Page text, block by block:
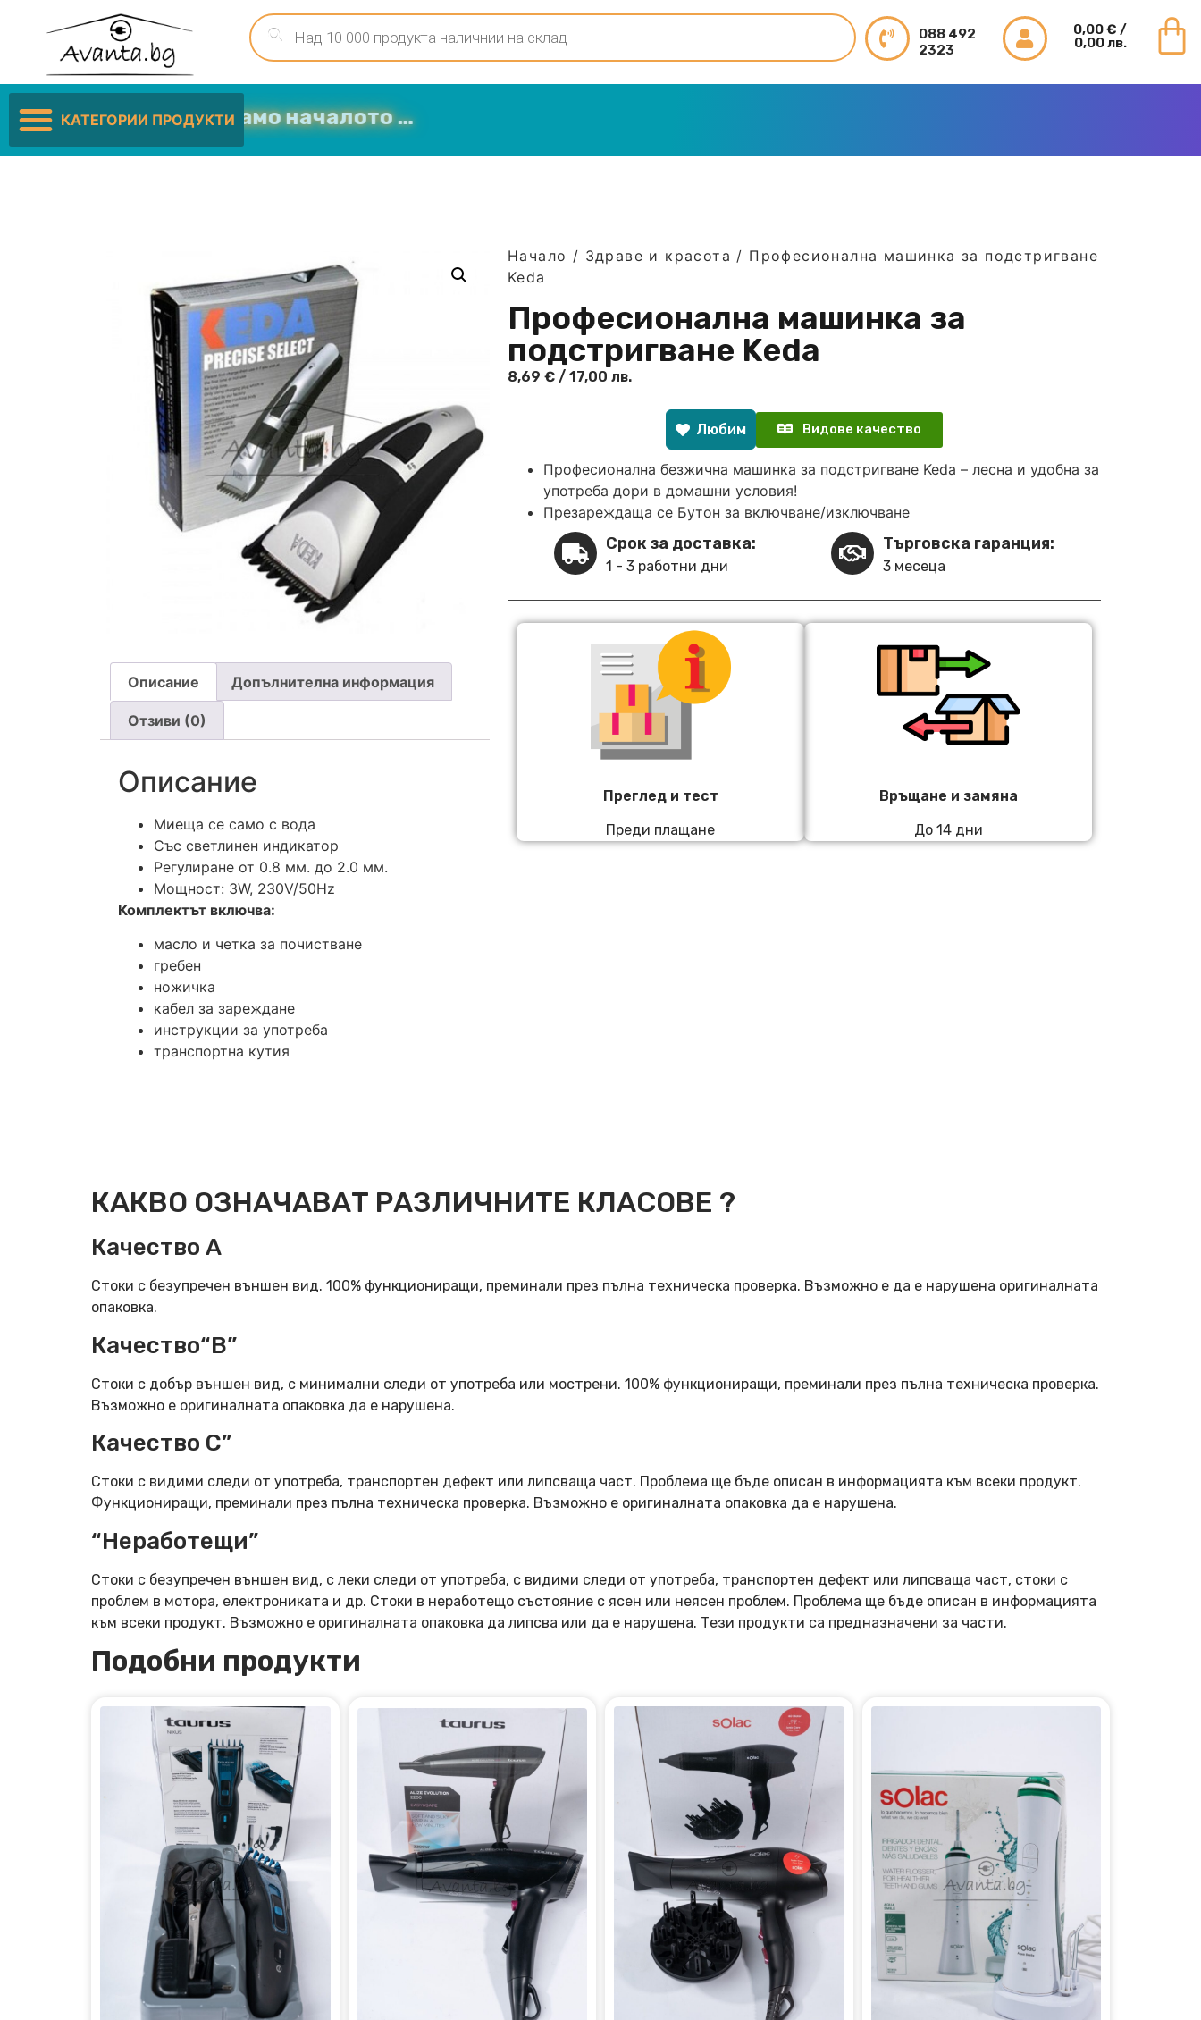
088 492
2323
0,00€ /
0,00 лв.
КАТЕГОРИИ ПРОДУКТИ
цени са само началото …
Описание Допълнителна информация
Отзиви (0)
Описание
Миеща се само с вода
Със светлинен индикатор
Регулиране от 0.8 мм. до 2.0 мм.
Мощност: 3W, 230V/50Hz
Комплектът включва:
масло и четка за почистване
гребен
ножичка
кабел за зареждане
инструкции за употреба
транспортна кутия
Начало / Здраве и красота / Професионална машинка за подстригване
Keda
Професионална машинка за
подстригване Keda
8,69 € / 17,00 лв.
Любим Видове качество
Професионална безжична машинка за подстригване Keda – лесна и удобна за
употреба дори в домашни условия!
Презареждаща се Бутон за включване/изключване
Срок за доставка:
1 - 3 работни дни
Търговска гаранция:
3 месеца
Преглед и тест
Преди плащане
Връщане и замяна
До 14 дни
КАКВО ОЗНАЧАВАТ РАЗЛИЧНИТЕ КЛАСОВЕ ?
Качество А
Стоки с безупречен външен вид. 100% функциониращи, преминали през пълна техническа проверка. Възможно е да е нарушена оригиналната
опаковка.
Качество“B”
Стоки с добър външен вид, с минимални следи от употреба или мострени. 100% функциониращи, преминали през пълна техническа проверка.
Възможно е оригиналната опаковка да е нарушена.
Качество C”
Стоки с видими следи от употреба, транспортен дефект или липсваща част. Проблема ще бъде описан в информацията към всеки продукт.
Функциониращи, преминали през пълна техническа проверка. Възможно е оригиналната опаковка да е нарушена.
“Неработещи”
Стоки с безупречен външен вид, с леки следи от употреба, с видими следи от употреба, транспортен дефект или липсваща част, стоки с
проблем в мотора, електрониката и др. Стоки в неработещо състояние с ясен или неясен проблем. Проблема ще бъде описан в информацията
към всеки продукт. Възможно е оригиналната опаковка да липсва или да е нарушена. Тези продукти са предназначени за части.
Подобни продукти